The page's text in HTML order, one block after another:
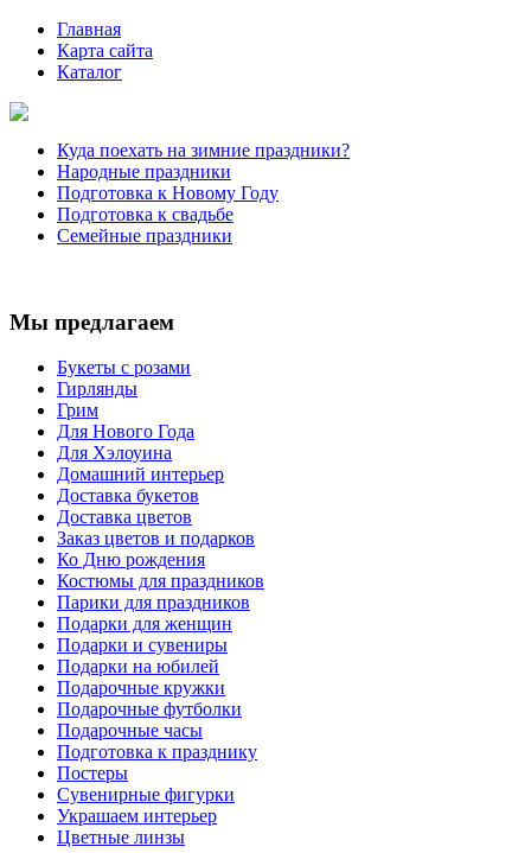
Главная
Карта сайта
Каталог
Куда поехать на зимние праздники?
Народные праздники
Подготовка к Новому Году
Подготовка к свадьбе
Семейные праздники
Мы предлагаем
Букеты с розами
Гирлянды
Грим
Для Нового Года
Для Хэлоуина
Домашний интерьер
Доставка букетов
Доставка цветов
Заказ цветов и подарков
Ко Дню рождения
Костюмы для праздников
Парики для праздников
Подарки для женщин
Подарки и сувениры
Подарки на юбилей
Подарочные кружки
Подарочные футболки
Подарочные часы
Подготовка к празднику
Постеры
Сувенирные фигурки
Украшаем интерьер
Цветные линзы